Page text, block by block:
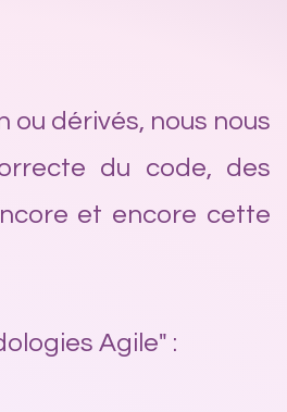
ou dérivés, nous nous
du code, des
et encore cette
Agile" :